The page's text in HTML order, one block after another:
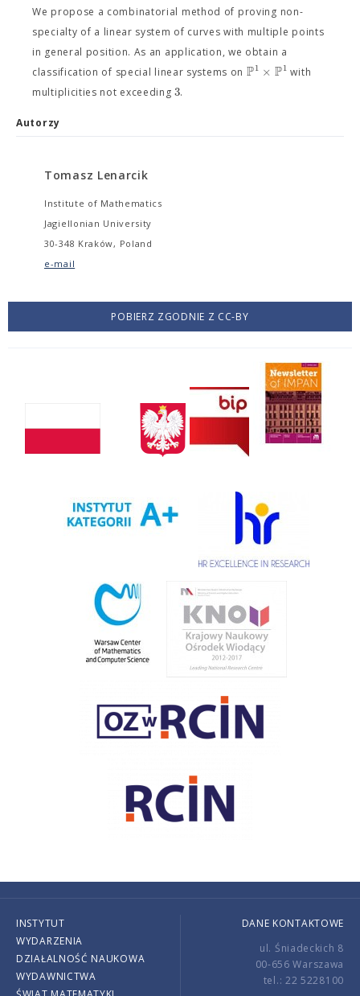
We propose a combinatorial method of proving non-
specialty of a linear system of curves with multiple points
in general position. As an application, we obtain a
classification of special linear systems on P1 × P1 with
multiplicities not exceeding3.
Autorzy
Tomasz Lenarcik
Institute of Mathematics
Jagiellonian University
30-348 Kraków, Poland
e-mail
POBIERZ ZGODNIE Z CC-BY
INSTYTUT
WYDARZENIA
DZIAŁALNOŚĆ NAUKOWA
WYDAWNICTWA
DANE KONTAKTOWE
ul. Śniadeckich 8
00-656 Warszawa
tel.: 22 5228100